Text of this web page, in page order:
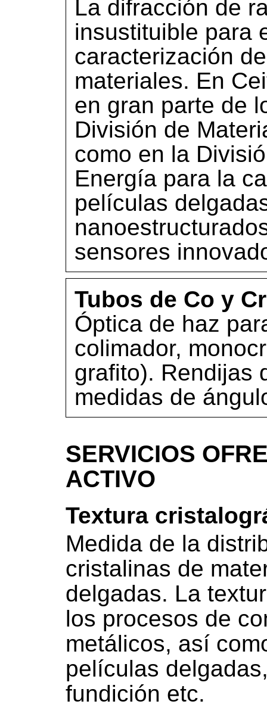
La difracción de
insustituible para
caracterización
materiales. En
en gran parte de
División de
como en la
Energía para la
películas
sensores
Tubos de Co y Cr
Óptica de haz
colimador,
grafito). Rendijas
medidas de
SERVICIOS
ACTIVO
Textura
Medida de la
cristalinas de
delgadas. La
los procesos de
metálicos, así
películas
fundición etc.